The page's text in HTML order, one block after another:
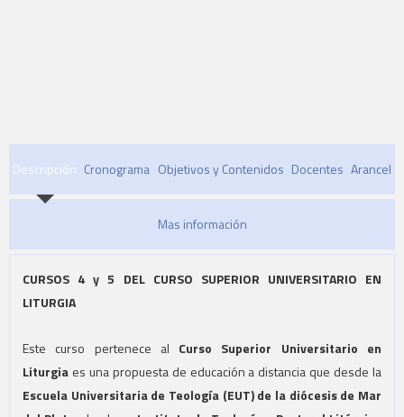
Descripción Cronograma Objetivos y Contenidos Docentes Arancel
Mas información
CURSOS 4 y 5 DEL CURSO SUPERIOR UNIVERSITARIO EN
LITURGIA
Este curso pertenece al Curso Superior Universitario en
Liturgia es una propuesta de educación a distancia que desde la
Escuela Universitaria de Teología (EUT) de la diócesis de Mar